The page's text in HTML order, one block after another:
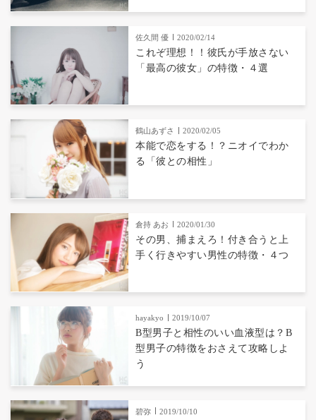
佐久間 優 2020/02/14
これぞ理想！！彼氏が手放さない
「最高の彼女」の特徴・４選
鶴山あずさ 2020/02/05
本能で恋をする！？ニオイでわか
る「彼との相性」
倉持 あお 2020/01/30
その男、捕まえろ！付き合うと上
手く行きやすい男性の特徴・４つ
hayakyo 2019/10/07
B型男子と相性のいい血液型は？B
型男子の特徴をおさえて攻略しよ
う
碧弥 2019/10/10